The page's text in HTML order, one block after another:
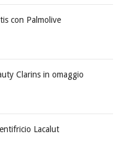
con Palmolive
Clarins in omaggio
Lacalut